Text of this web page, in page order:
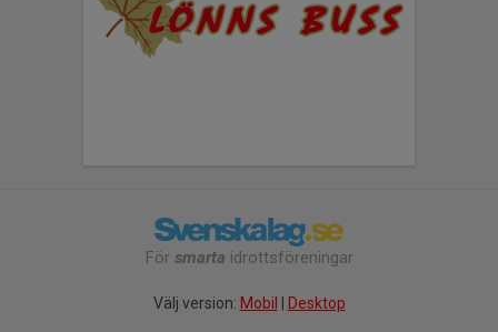
För smarta idrottsföreningar
Välj version: Mobil | Desktop